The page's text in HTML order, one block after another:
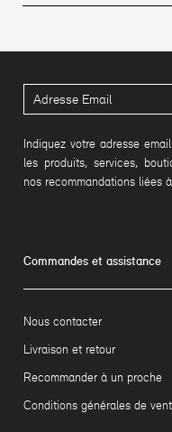
Indiquez votre adresse
les produits, services,
nos recommandations liées
Commandes et assistance
Nous contacter
Livraison et retour
Recommander à un proche
Conditions générales de